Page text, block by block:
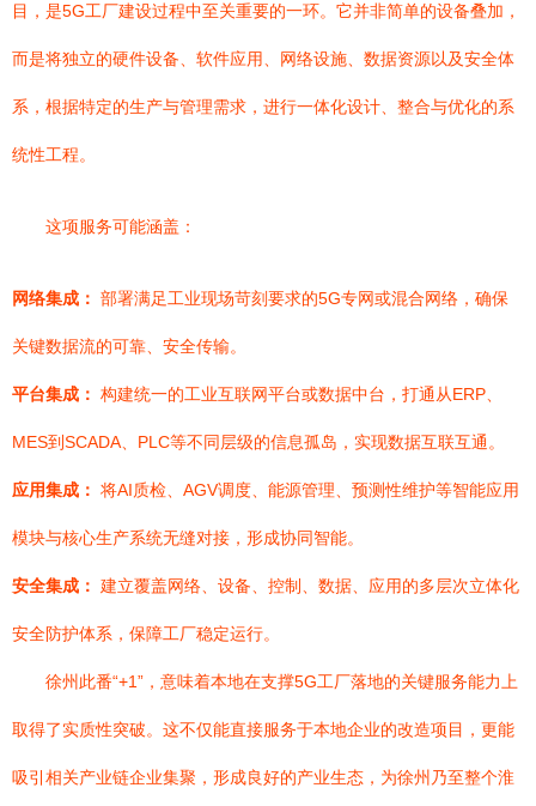
目，是5G工厂建设过程中至关重要的一环。它并非简单的设备叠加，
而是将独立的硬件设备、软件应用、网络设施、数据资源以及安全体
系，根据特定的生产与管理需求，进行一体化设计、整合与优化的系
统性工程。
这项服务可能涵盖：
网络集成： 部署满足工业现场苛刻要求的5G专网或混合网络，确保
关键数据流的可靠、安全传输。
平台集成： 构建统一的工业互联网平台或数据中台，打通从ERP、
MES到SCADA、PLC等不同层级的信息孤岛，实现数据互联互通。
应用集成： 将AI质检、AGV调度、能源管理、预测性维护等智能应用
模块与核心生产系统无缝对接，形成协同智能。
安全集成： 建立覆盖网络、设备、控制、数据、应用的多层次立体化
安全防护体系，保障工厂稳定运行。
徐州此番“+1”，意味着本地在支撑5G工厂落地的关键服务能力上
取得了实质性突破。这不仅能直接服务于本地企业的改造项目，更能
吸引相关产业链企业集聚，形成良好的产业生态，为徐州乃至整个淮